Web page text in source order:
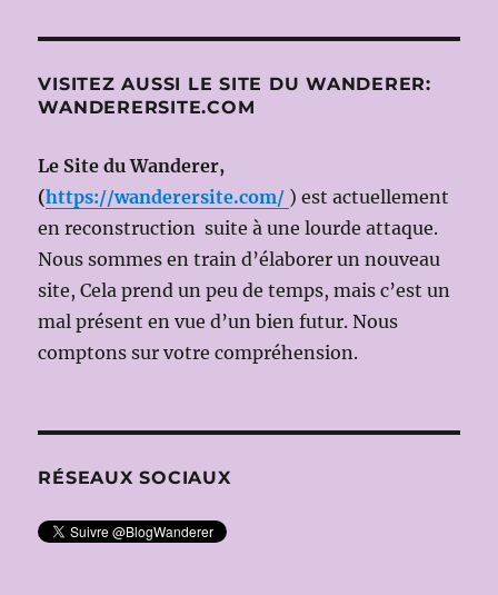
OUVERTE
VISITEZ AUSSI LE SITE DU WANDERER:
WANDERERSITE.COM
Le Site du Wanderer,
(https://wanderersite.com/ ) est actuellement
en reconstruction suite à une lourde attaque.
Nous sommes en train d’élaborer un nouveau
site, Cela prend un peu de temps, mais c’est un
mal présent en vue d’un bien futur. Nous
comptons sur votre compréhension.
RÉSEAUX SOCIAUX